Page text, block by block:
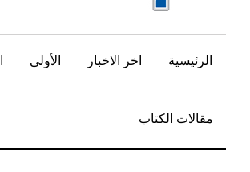
الرئيسية اخر الاخبار الأولى
مقالات الكتاب